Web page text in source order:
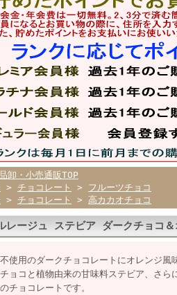
卸・小売通販TOP
> チョコレート > フルーツチョコ
> チョコレート > 高カカオチョコ
レージュ ステビア ダークチョコ
使用のダークチョコレートにオレンジ風
ョコと植物由来の甘味料ステビア、さ
チョコレートです。